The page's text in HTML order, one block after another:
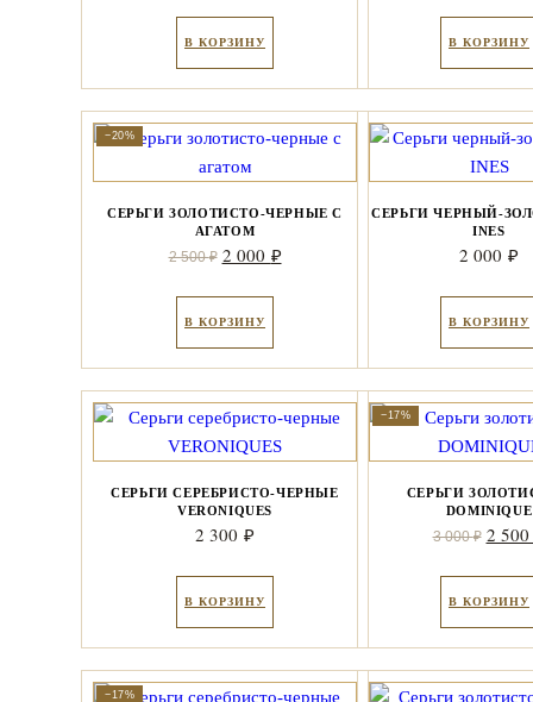
В КОРЗИНУ В КОРЗИНУ
−20%
СЕРЬГИ ЗОЛОТИСТО-ЧЕРНЫЕ С
АГАТОМ
2 500₽ Первоначальная
500 ₽.
2 000 ₽Текущая
В КОРЗИНУ
СЕРЬГИ ЧЕРНЫЙ-
INES
2 000 ₽
В КОРЗИНУ
СЕРЬГИ СЕРЕБРИСТО-ЧЕРНЫЕ
VERONIQUES
2 300 ₽
В КОРЗИНУ
−17%
СЕРЬГИ
DOMINIQUE
3 000₽
000
2
В КОРЗИНУ
−17%